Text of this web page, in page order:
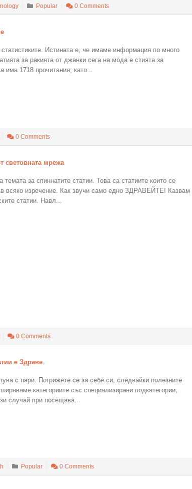
Popular 0 Comments
Истината е, че имаме информация по много
за ракията от джанки сега на мода е стията за
има 1718 прочитания, като...
0 Comments
световната мрежа
за спиннатите статии. Това са статиите които се
всяко изречение. Как звучи само едно ЗДРАВЕЙТЕ! Казвам
статии. Навл...
0 Comments
е Здраве
с пари. Погрижете се за себе си, следвайки полезните
категориите със специализирани подкатегории,
случай при посещава...
Popular 0 Comments